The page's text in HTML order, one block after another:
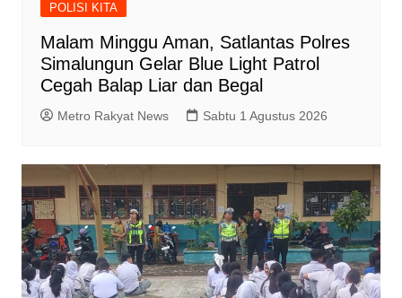
POLISI KITA
Malam Minggu Aman, Satlantas Polres
Simalungun Gelar Blue Light Patrol
Cegah Balap Liar dan Begal
Metro Rakyat News Sabtu 1 Agustus 2026